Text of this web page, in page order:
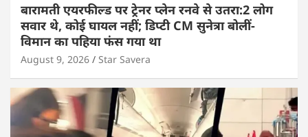
बारामती एयरफील्ड पर ट्रेनर प्लेन रनवे से उतरा:2 लोग
सवार थे, कोई घायल नहीं; डिप्टी CM सुनेत्रा बोलीं-
विमान का पहिया फंस गया था
August 9, 2026 Star Savera